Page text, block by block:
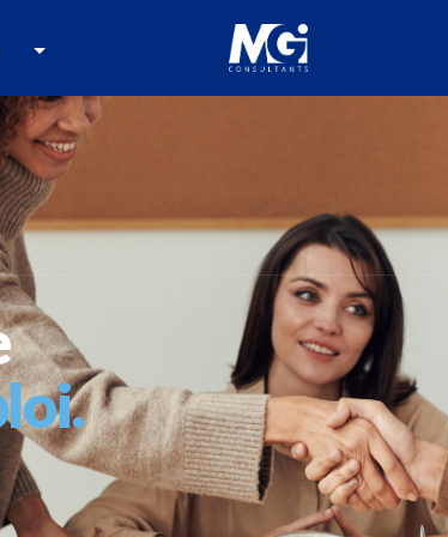
Page d'accueil